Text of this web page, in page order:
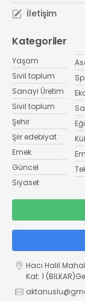
İletişim
Kategoriler
Yaşam
Sivil toplum
Sanayi Üretim
Sivil toplum
Şehir
Şiir edebiyat
Emek
Güncel
Siyaset
Hacı Halil
Kat: 1